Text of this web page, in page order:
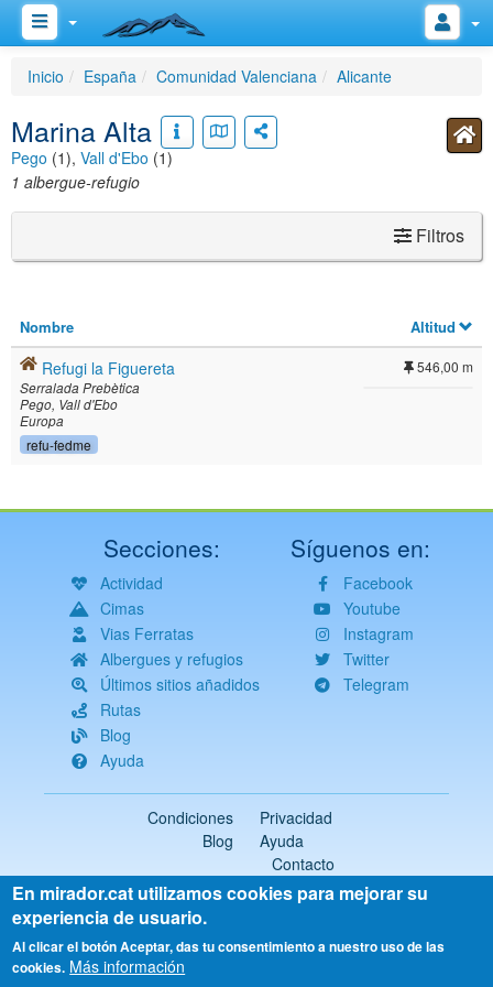
Inicio España Comunidad Valenciana Alicante
Marina Alta
Pego (1), Vall d'Ebo (1)
1 albergue-refugio
Filtros
Nombre Altitud
Refugi la Figuereta
Serralada Prebètica
Pego Vall d'Ebo
Europa
refu-fedme
546,00 m
Secciones:
Actividad
Cimas
Vias Ferratas
Albergues y refugios
Últimos sitios añadidos
Rutas
Blog
Ayuda
Síguenos en:
Facebook
Youtube
Instagram
Twitter
Telegram
Condiciones
Privacidad
Blog
Ayuda
Contacto
2018-2026 ©mirador.cat
Todos los derechos reservados
Select
En mirador.cat utilizamos cookies para mejorar su
experiencia de usuario.
Al clicar el botón Aceptar, das tu consentimiento a nuestro uso de las
cookies. Más información